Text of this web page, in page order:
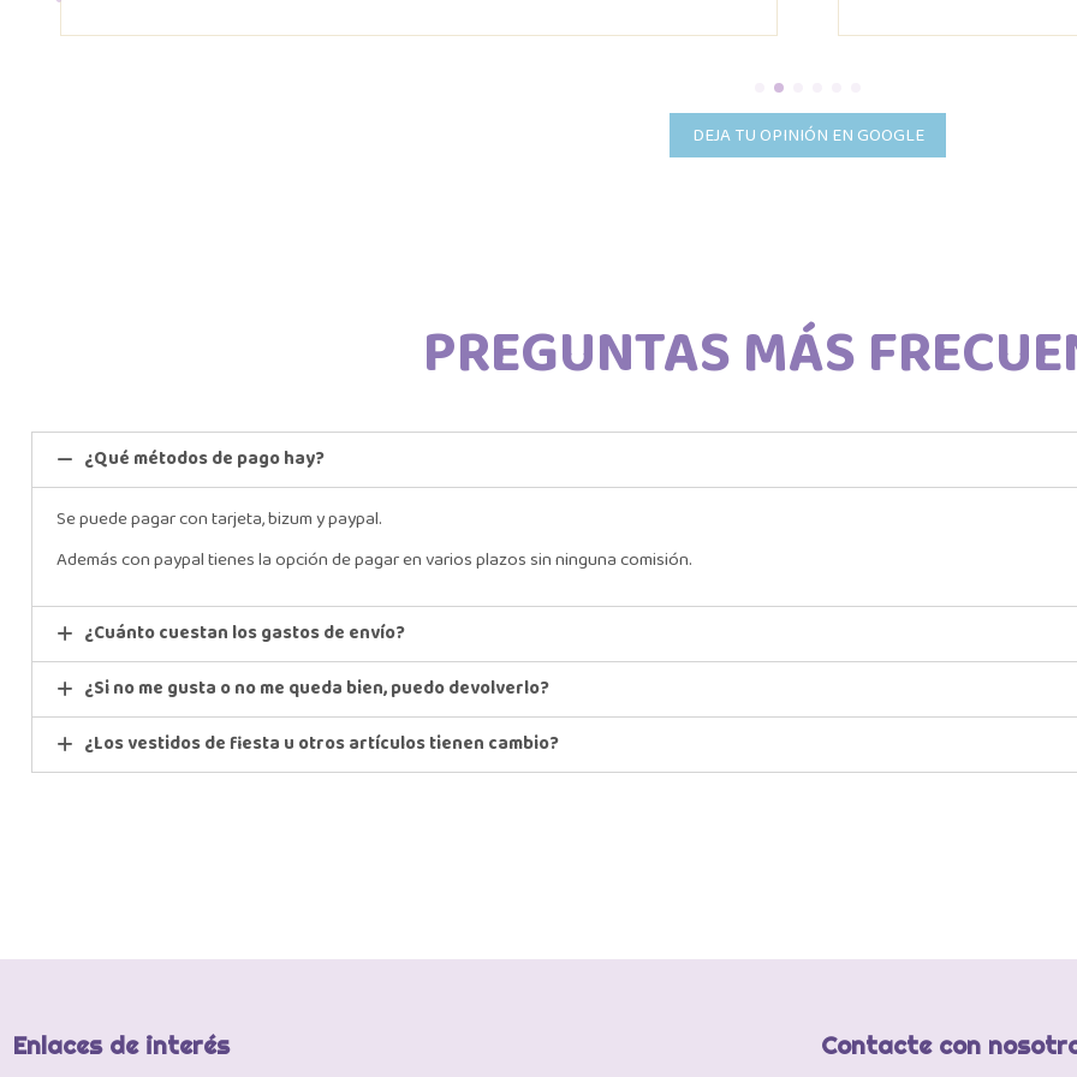
DEJA TU OPINIÓN EN GOOGLE
PREGUNTAS MÁS
¿Qué métodos de pago hay?
Se puede pagar con tarjeta, bizum y paypal.
Además con paypal tienes la opción de pagar en varios plazos sin ninguna comisión.
¿Cuánto cuestan los gastos de envío?
¿Si no me gusta o no me queda bien, puedo devolverlo?
¿Los vestidos de fiesta u otros artículos tienen cambio?
Enlaces de interés Contacte con